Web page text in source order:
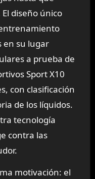
diseño único
en su lugar
a prueba de
Sport X10
con clasificación
de los líquidos.
tecnología
contra las
motivación: el